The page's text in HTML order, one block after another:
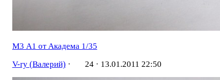
М3 А1 от Академа 1/35
V-ry (Валерий) · 24 · 13.01.2011 22:50